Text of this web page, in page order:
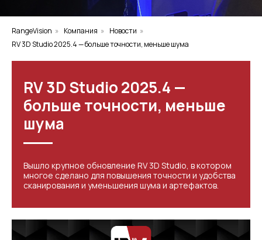
RangeVision » Компания » Новости »
RV 3D Studio 2025.4 — больше точности, меньше шума
RV 3D Studio 2025.4 —
больше точности, меньше
шума
Вышло крупное обновление RV 3D Studio, в котором
многое сделано для повышения точности и удобства
сканирования и уменьшения шума и артефактов.